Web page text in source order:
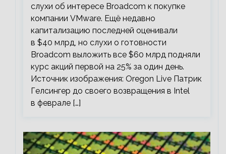
слухи об интересе Broadcom к покупке
компании VMware. Ещё недавно
капитализацию последней оценивали
в $40 млрд, но слухи о готовности
Broadcom выложить все $60 млрд подняли
курс акций первой на 25% за один день.
Источник изображения: Oregon Live Патрик
Гелсингер до своего возвращения в Intel
в феврале […]